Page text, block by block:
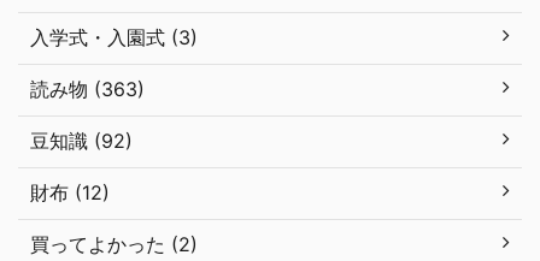
入学式・入園式 (3)
読み物 (363)
豆知識 (92)
財布 (12)
買ってよかった (2)